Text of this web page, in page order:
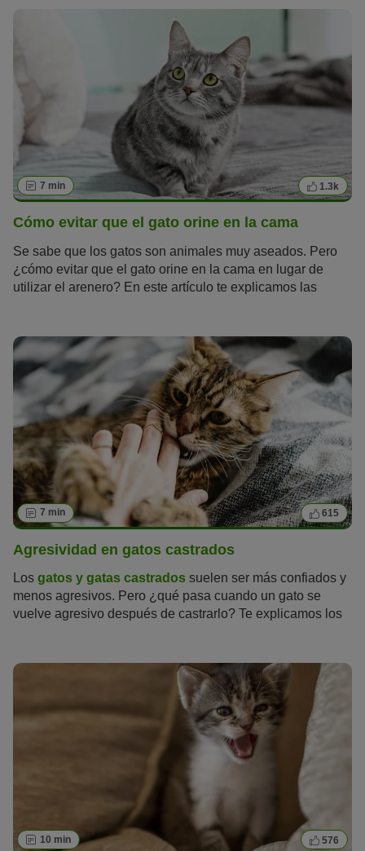
7 min 1.3k
Cómo evitar que el gato orine en la cama
Se sabe que los gatos son animales muy aseados. Pero
¿cómo evitar que el gato orine en la cama en lugar de
utilizar el arenero? En este artículo te explicamos las
7 min 615
Agresividad en gatos castrados
Los gatos y gatas castrados suelen ser más confiados y
menos agresivos. Pero ¿qué pasa cuando un gato se
vuelve agresivo después de castrarlo? Te explicamos los
10 min 576